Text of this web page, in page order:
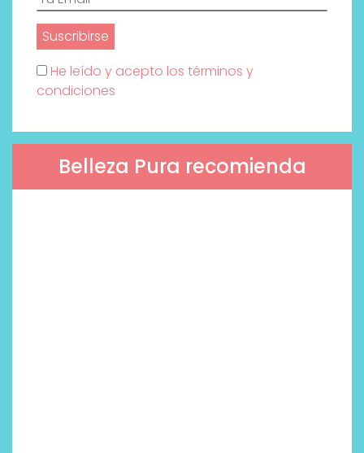
He leído y acepto los términos y
condiciones
Belleza Pura recomienda